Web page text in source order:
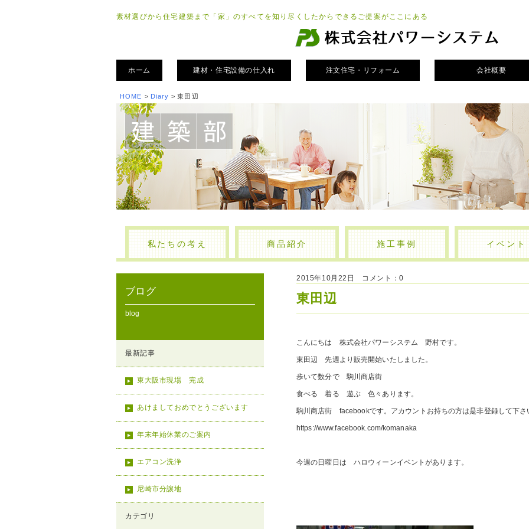
素材選びから住宅建築まで「家」のすべてを知り尽くしたからできるご提案がここにある
ホーム 建材・住宅設備の仕入れ 注文住宅・リフォーム 会社概要
HOME > Diary > 東田辺
私たちの考え 商品紹介 施工事例 イベント
ブログ
blog
最新記事
東大阪市現場 完成
あけましておめでとうございます
年末年始休業のご案内
エアコン洗浄
尼崎市分譲地
カテゴリ
2015年10月22日 コメント：0
東田辺
こんにちは 株式会社パワーシステム 野村です。
東田辺 先週より販売開始いたしました。
歩いて数分で 駒川商店街
食べる 着る 遊ぶ 色々あります。
駒川商店街 facebookです。アカウントお持ちの方は是非登録して下さ
https://www.facebook.com/komanaka
今週の日曜日は ハロウィーンイベントがあります。